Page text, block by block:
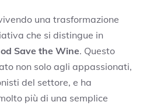
una trasformazione
che si distingue in
Save the Wine. Questo
non solo agli appassionati,
del settore, e ha
più di una semplice